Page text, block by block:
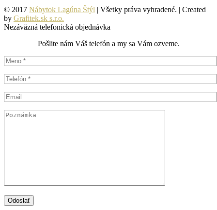
© 2017 Nábytok Lagúna Štýl | Všetky práva vyhradené. | Created
by Grafitek.sk s.r.o.
Nezáväzná telefonická objednávka
Pošlite nám Váš telefón a my sa Vám ozveme.